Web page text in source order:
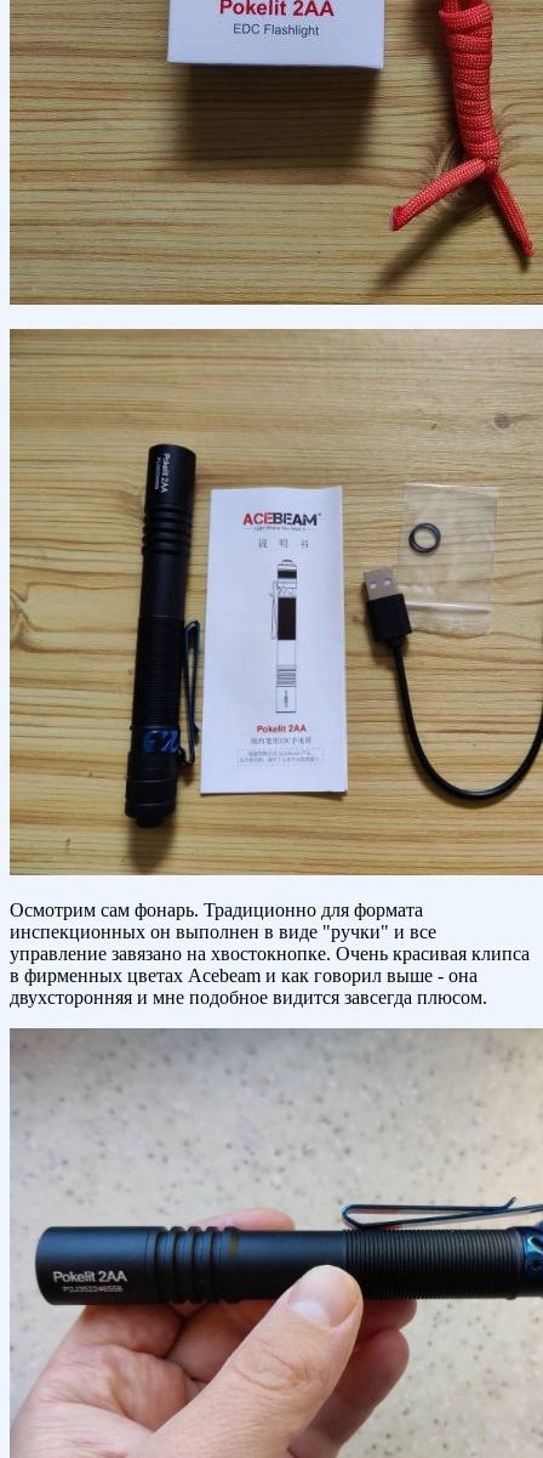
Осмотрим сам фонарь. Традиционно для формата
инспекционных он выполнен в виде "ручки" и все
управление завязано на хвостокнопке. Очень красивая клипса
в фирменных цветах Acebeam и как говорил выше - она
двухсторонняя и мне подобное видится завсегда плюсом.